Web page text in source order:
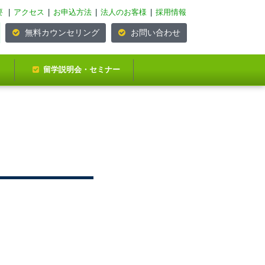
アクセス お申込方法 法人のお客様 採用情報
無料カウンセリング お問い合わせ
留学説明会・セミナー